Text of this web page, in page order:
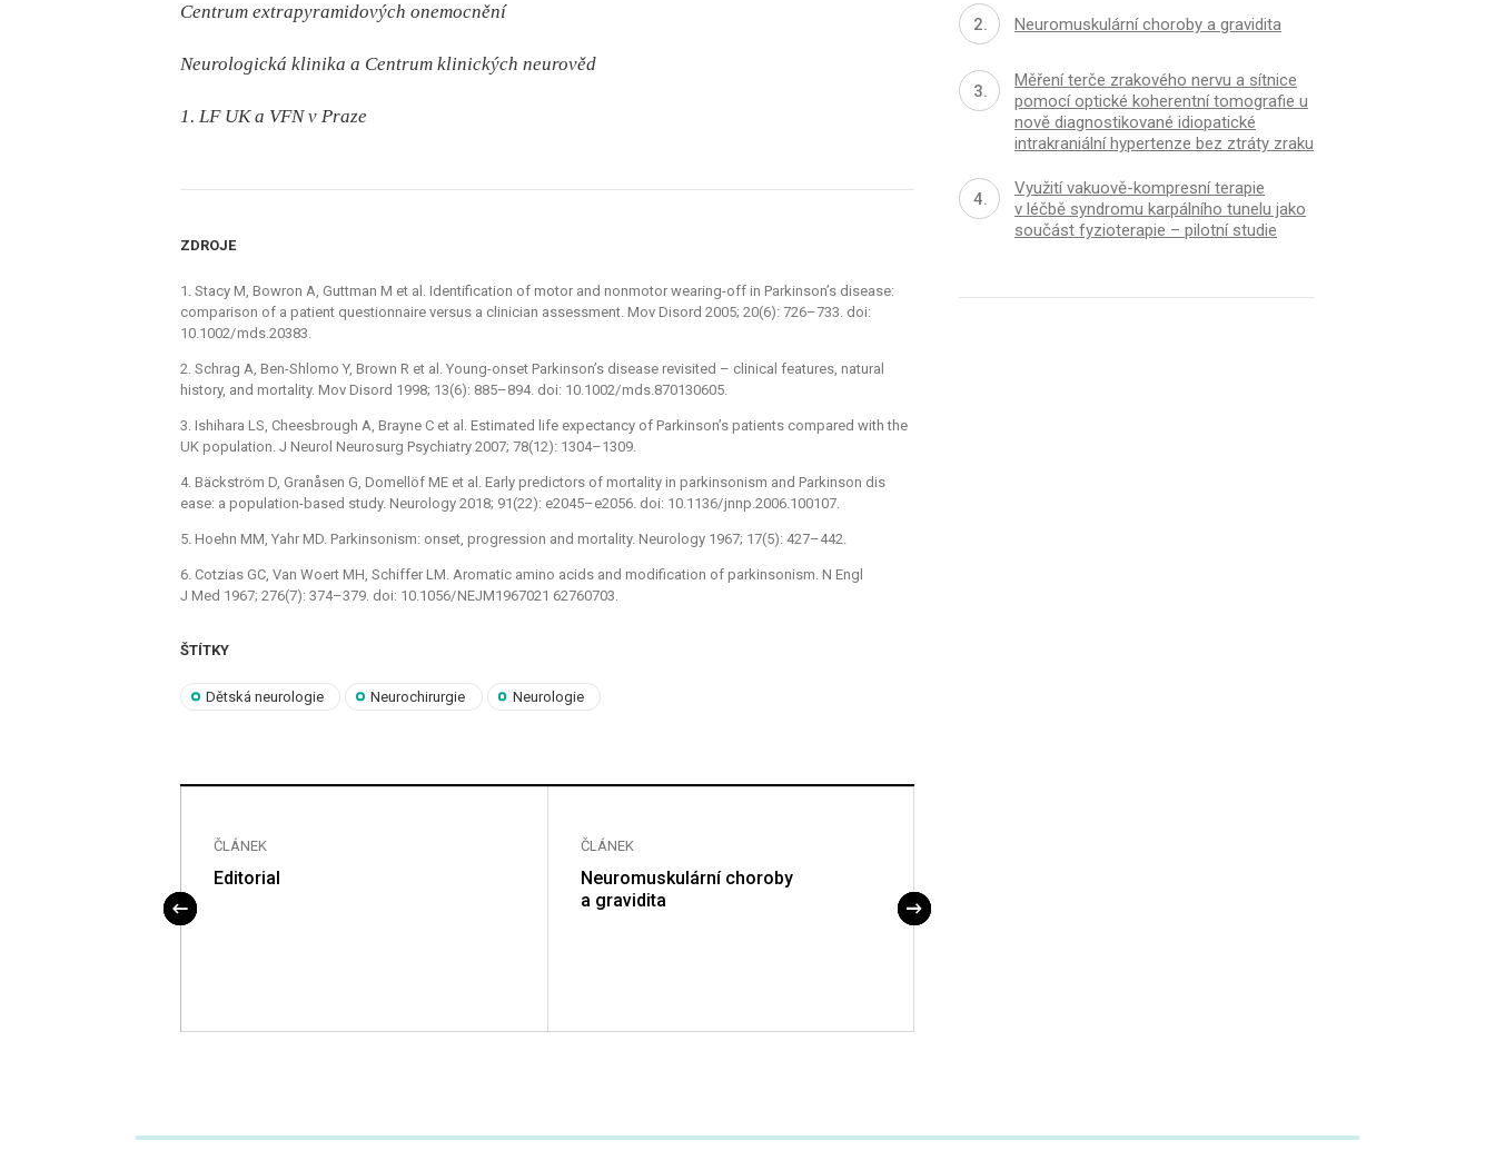
Centrum extrapyramidových onemocnění
Neurologická klinika a Centrum klinických neurověd
1. LF UK a VFN v Praze
ZDROJE
1. Stacy M, Bowron A, Guttman M et al. Identification of motor and nonmotor wearing-off in Parkinson’s disease:
comparison of a patient questionnaire versus a clinician assessment. Mov Disord 2005; 20(6): 726–733. d oi:
10.1002/mds.20383.
2. Schrag A, Ben-Shlomo Y, Brown R et al. Young-onset Parkinson’s disease revisited –⁠ clinical features, natural
history, and mortality. Mov Disord 1998; 13(6): 885–894. d oi: 10.1002/mds.870130605.
3. Ishihara LS, Cheesbrough A, Brayne C et al. Estimated life expectancy of Parkinson’s patients compared with the
UK population. J Neurol Neurosurg Psychiatry 2007; 78(12): 1304–1309.
4. Bäckström D, Granåsen G, Domellöf ME et al. Early predictors of mortality in parkinsonism and Parkinson dis­
ease: a population-based study. Neurology 2018; 91(22): e2045–e2056. d oi: 10.1136/jnnp.2006.100107.
5. Hoehn MM, Yahr MD. Parkinsonism: onset, progres­sion and mortality. Neurology 1967; 17(5): 427–442.
6. Cotzias GC, Van Woert MH, Schiffer LM. Aromatic amino acids and modification of parkinsonism. N Engl
J Med 1967; 276(7): 374–379. d oi: 10.1056/NEJM1967021 62760703.
ŠTÍTKY
Dětská neurologie Neurochirurgie Neurologie
ČLÁNEK
Editorial
ČLÁNEK
Neuromuskulární choroby
a gravidita
Neuromuskulární choroby a gravidita
Měření terče zrakového nervu a sítnice
pomocí optické koherentní tomografie u
nově dia­gnostikované idiopatické
intrakraniální hypertenze bez ztráty zraku
Využití vakuově-kompresní terapie
v léčbě syndromu karpálního tunelu jako
součást fyzioterapie – pilotní studie